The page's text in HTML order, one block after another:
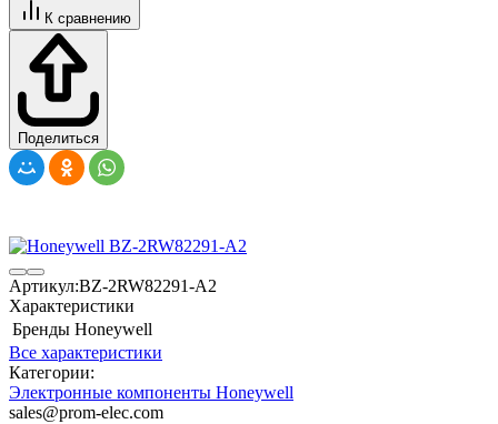
К сравнению
Поделиться
Артикул:BZ-2RW82291-A2
Характеристики
Бренды Honeywell
Все характеристики
Категории:
Электронные компоненты Honeywell
sales@prom-elec.com